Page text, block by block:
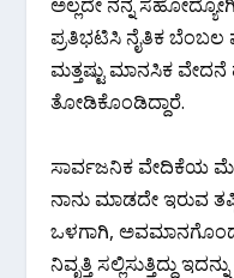
ಪ್ರತಿಭಟಿಸಿ ನೈತಿಕ ಬೆಂಬಲ
ಮತ್ತಷ್ಟು ಮಾನಸಿಕ
ತೋಡಿಕೊಂಡಿದ್ದಾರೆ.
ಸಾರ್ವಜನಿಕ ವೇದಿಕೆಯ
ನಾನು ಮಾಡದೇ ಇರುವ
ಒಳಗಾಗಿ,
ನಿವೃತ್ತಿ ಸಲ್ಲಿಸುತ್ತಿದ್ದು